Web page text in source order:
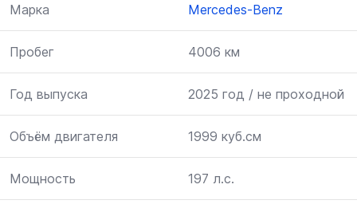
Марка Mercedes-Benz
Пробег 4006 км
Год выпуска 2025 год / не проходной
Объём двигателя 1999 куб.см
Мощность 197 л.с.